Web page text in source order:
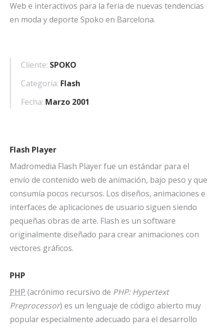
Web e interactivos para la feria de nuevas tendencias
en moda y deporte Spoko en Barcelona.
Cliente: SPOKO
Categoría: Flash
Fecha: Marzo 2001
Flash Player
Madromedia Flash Player fue un estándar para el
envío de contenido web de animación, bajo peso y que
consumía pocos recursos. Los diseños, animaciones e
interfaces de aplicaciones de usuario siguen siendo
pequeñas obras de arte. Flash es un software
originalmente diseñado para crear animaciones con
vectores gráficos.
PHP
PHP (acrónimo recursivo de PHP: Hypertext
Preprocessor) es un lenguaje de código abierto muy
popular especialmente adecuado para el desarrollo